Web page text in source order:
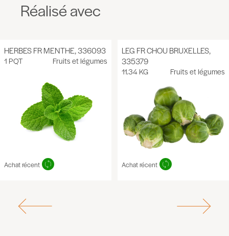
Réalisé avec
HERBES FR MENTHE, 336093
1 PQT Fruits et légumes
Achat récent
LEG FR CHOU BRUXELLES,
335379
11.34 KG Fruits et légumes
Achat récent